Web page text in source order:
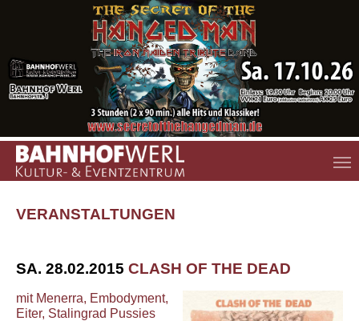
Zum Hauptinhalt springen
VERANSTALTUNGEN
SA. 28.02.2015 CLASH OF THE DEAD
mit Menerra, Embodyment,
Eiter, Stalingrad Pussies